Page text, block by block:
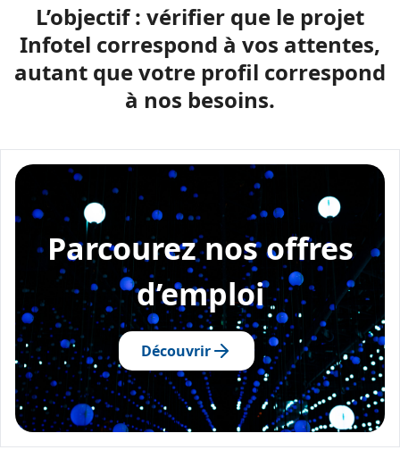
L’objectif : vérifier que le projet
Infotel correspond à vos attentes,
autant que votre profil correspond
à nos besoins.
Parcourez nos offres
d’emploi
Découvrir